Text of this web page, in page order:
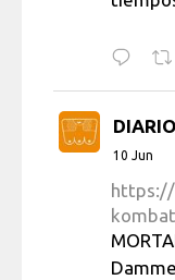
10 Jun